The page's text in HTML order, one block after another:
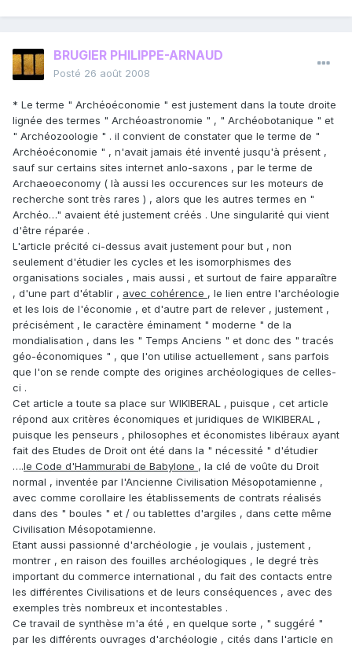
BRUGIER PHILIPPE-ARNAUD
Posté 26 août 2008
* Le terme " Archéoéconomie " est justement dans la toute droite
lignée des termes " Archéoastronomie " , " Archéobotanique " et
" Archéozoologie " . il convient de constater que le terme de "
Archéoéconomie " , n'avait jamais été inventé jusqu'à présent ,
sauf sur certains sites internet anlo-saxons , par le terme de
Archaeoeconomy ( là aussi les occurences sur les moteurs de
recherche sont très rares ) , alors que les autres termes en "
Archéo…" avaient été justement créés . Une singularité qui vient
d'être réparée .
L'article précité ci-dessus avait justement pour but , non
seulement d'étudier les cycles et les isomorphismes des
organisations sociales , mais aussi , et surtout de faire apparaître
, d'une part d'établir , avec cohérence , le lien entre l'archéologie
et les lois de l'économie , et d'autre part de relever , justement ,
précisément , le caractère éminament " moderne " de la
mondialisation , dans les " Temps Anciens " et donc des " tracés
géo-économiques " , que l'on utilise actuellement , sans parfois
que l'on se rende compte des origines archéologiques de celles-
ci .
Cet article a toute sa place sur WIKIBERAL , puisque , cet article
répond aux critères économiques et juridiques de WIKIBERAL ,
puisque les penseurs , philosophes et économistes libéraux ayant
fait des Etudes de Droit ont été dans la " nécessité " d'étudier
….le Code d'Hammurabi de Babylone , la clé de voûte du Droit
normal , inventée par l'Ancienne Civilisation Mésopotamienne ,
avec comme corollaire les établissements de contrats réalisés
dans des " boules " et / ou tablettes d'argiles , dans cette même
Civilisation Mésopotamienne.
Etant aussi passionné d'archéologie , je voulais , justement ,
montrer , en raison des fouilles archéologiques , le degré très
important du commerce international , du fait des contacts entre
les différentes Civilisations et de leurs conséquences , avec des
exemples très nombreux et incontestables .
Ce travail de synthèse m'a été , en quelque sorte , " suggéré "
par les différents ouvrages d'archéologie , cités dans l'article en